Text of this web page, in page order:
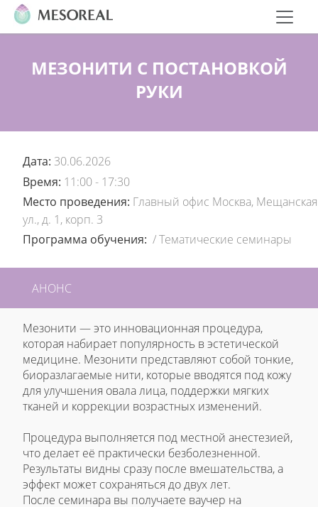
МЕЗОНИТИ С ПОСТАНОВКОЙ
РУКИ
Дата: 30.06.2026
Время: 11:00 - 17:30
Место проведения: Главный офис Москва, Мещанская
ул., д. 1, корп. 3
Программа обучения: /Тематические семинары
АНОНС
Мезонити — это инновационная процедура,
которая набирает популярность в эстетической
медицине. Мезонити представляют собой тонкие,
биоразлагаемые нити, которые вводятся под кожу
для улучшения овала лица, поддержки мягких
тканей и коррекции возрастных изменений.
Процедура выполняется под местной анестезией,
что делает её практически безболезненной.
Результаты видны сразу после вмешательства, а
эффект может сохраняться до двух лет.
После семинара вы получаете ваучер на